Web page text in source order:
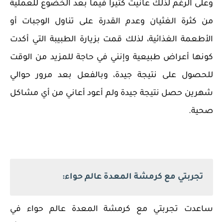
وعلى الرغم لذلك عانيت كثيرًا فيما بعد الخضوع للعملية
من كثرة الغثيان وعدم القدرة على تناول الوجبات أو
الأطعمة الغذائية، لذلك قمت بزيارة الطبيبة التي أكدت
كونها أعراض طبيعية وإنني في حاجة للمزيد من الوقت
للحصول على نتيجة جيدة، وبالفعل بعد مرور حوالي
شهرين حصل نتيجة جيدة ولم أعود أعاني من أي مشاكل
صحية.
تجربتي مع كرمشة المعدة عالم حواء:
ساعدت تجربتي مع كرمشة المعدة عالم حواء في